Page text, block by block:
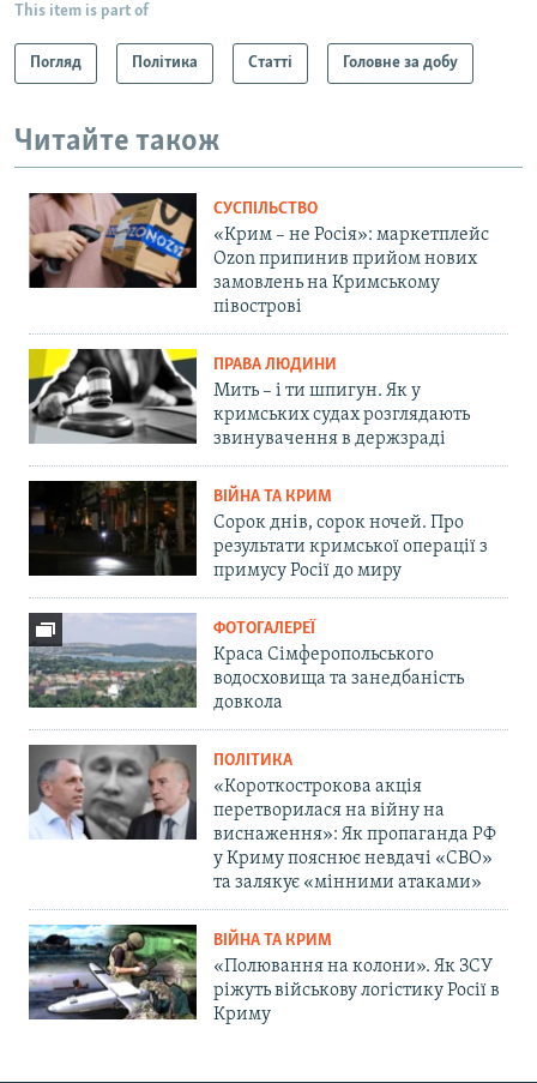
This item is part of
Погляд Політика Статті Головне за добу
Читайте також
СУСПІЛЬСТВО
«Крим – не Росія»: маркетплейс
Ozon припинив прийом нових
замовлень на Кримському
півострові
ПРАВА ЛЮДИНИ
Мить – і ти шпигун. Як у
кримських судах розглядають
звинувачення в держзраді
ВІЙНА ТА КРИМ
Сорок днів, сорок ночей. Про
результати кримської операції з
примусу Росії до миру
ФОТОГАЛЕРЕЇ
Краса Сімферопольського
водосховища та занедбаність
довкола
ПОЛІТИКА
«Короткострокова акція
перетворилася на війну на
виснаження»: Як пропаганда РФ
у Криму пояснює невдачі «СВО»
та залякує «мінними атаками»
ВІЙНА ТА КРИМ
«Полювання на колони». Як ЗСУ
ріжуть військову логістику Росії в
Криму